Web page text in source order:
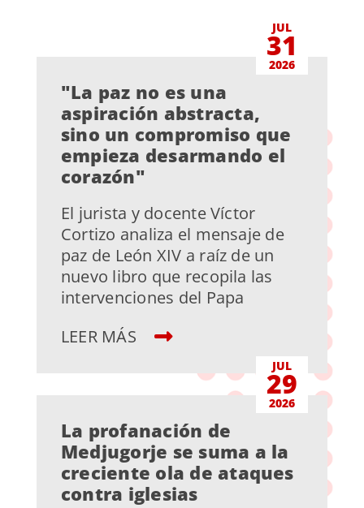
JUL
31
2026
"La paz no es una
aspiración abstracta,
sino un compromiso que
empieza desarmando el
corazón"
El jurista y docente Víctor
Cortizo analiza el mensaje de
paz de León XIV a raíz de un
nuevo libro que recopila las
intervenciones del Papa
LEER MÁS
JUL
29
2026
La profanación de
Medjugorje se suma a la
creciente ola de ataques
contra iglesias